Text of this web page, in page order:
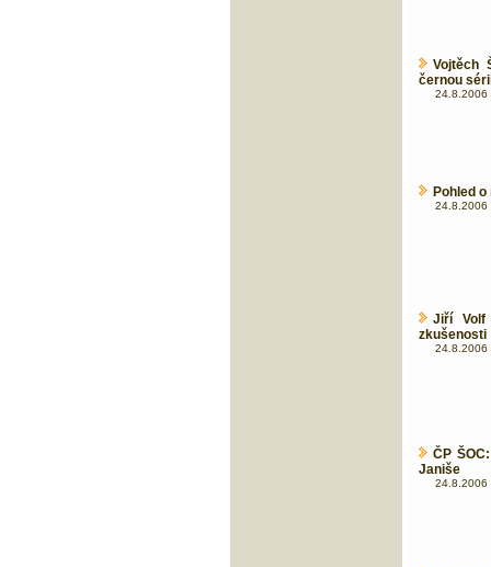
Vojtěch
černou
24.8.2006
Pohled
24.8.2006
Jiří Volf
zkušenosti
24.8.2006
ČP
Janiše
24.8.2006